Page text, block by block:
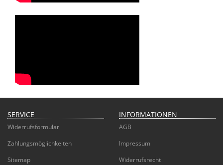
SERVICE
Widerrufsformular
Zahlungsmöglichkeiten
Sitemap
INFORMATIONEN
AGB
Impressum
Widerrufsrecht